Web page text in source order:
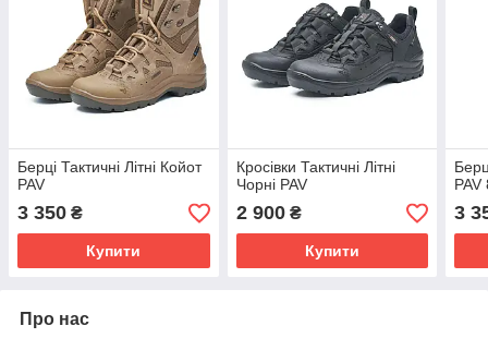
Берці Тактичні Літні Койот
PAV
3 350 ₴
Купити
Кросівки Тактичні Літні
Чорні PAV
2 900₴
Купити
PAV
3
Про нас